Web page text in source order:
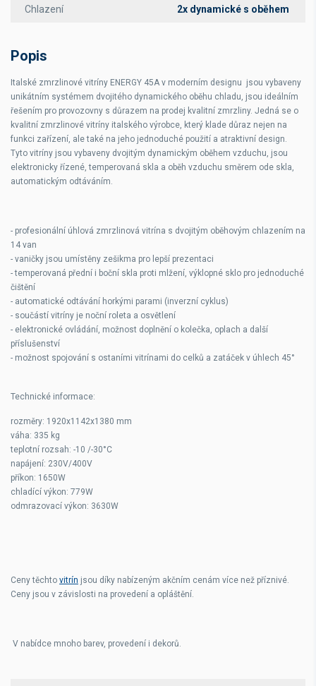
Chlazení 2x dynamické s oběhem
Popis
Italské zmrzlinové vitríny ENERGY 45A v moderním designu jsou vybaveny
unikátním systémem dvojitého dynamického oběhu chladu, jsou ideálním
řešením pro provozovny s důrazem na prodej kvalitní zmrzliny. Jedná se o
kvalitní zmrzlinové vitríny italského výrobce, který klade důraz nejen na
funkci zařízení, ale také na jeho jednoduché použití a atraktivní design.
Tyto vitríny jsou vybaveny dvojitým dynamickým oběhem vzduchu, jsou
elektronicky řízené, temperovaná skla a oběh vzduchu směrem ode skla,
automatickým odtáváním.
- profesionální úhlová zmrzlinová vitrína s dvojitým oběhovým chlazením na
14 van
- vaničky jsou umístěny zešikma pro lepší prezentaci
- temperovaná přední i boční skla proti mlžení, výklopné sklo pro jednoduché
čištění
- automatické odtávání horkými parami (inverzní cyklus)
- součástí vitríny je noční roleta a osvětlení
- elektronické ovládání, možnost doplnění o kolečka, oplach a další
příslušenství
- možnost spojování s ostaními vitrínami do celků a zatáček v úhlech 45°
Technické informace:
rozměry: 1920x1142x1380 mm
váha: 335 kg
teplotní rozsah: -10 /-30°C
napájení: 230V/400V
příkon: 1650W
chladící výkon: 779W
odmrazovací výkon: 3630W
Ceny těchto vitrín jsou díky nabízeným akčním cenám více než příznivé.
Ceny jsou v závislosti na provedení a opláštění.
V nabídce mnoho barev, provedení i dekorů.